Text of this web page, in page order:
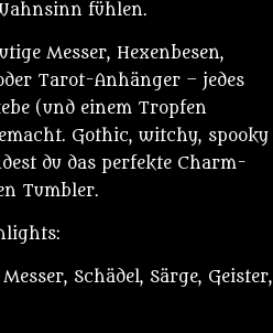
fühlen.
Messer, Hexenbesen,
Tarot-Anhänger – jedes
(und einem Tropfen
Gothic, witchy, spooky
du das perfekte Charm-
Tumbler.
Schädel, Särge, Geister,